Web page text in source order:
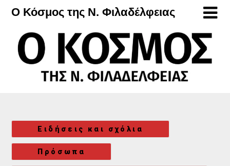
Μετάβαση
περιεχόμενο
Ο Κόσμος της Ν. Φιλαδέλφειας
Ειδήσεις και σχόλια
Πρόσωπα